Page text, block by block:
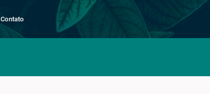
Contato